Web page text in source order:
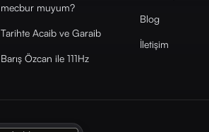
mecbur muyum?
Tarihte Acaib ve Garaib
Barış Özcan ile 111Hz
Blog
İletişim